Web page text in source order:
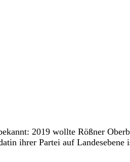
2019 wollte Rößner
ihrer Partei auf Landesebene